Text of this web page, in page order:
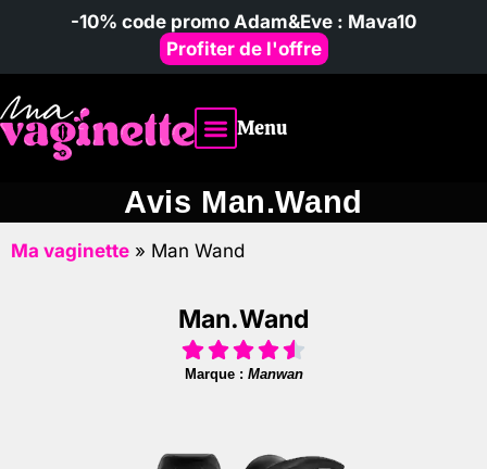
-10% code promo Adam&Eve : Mava10
Profiter de l'offre
Menu
Avis Man.Wand
Ma vaginette » Man Wand
Man.Wand
Marque : Manwan